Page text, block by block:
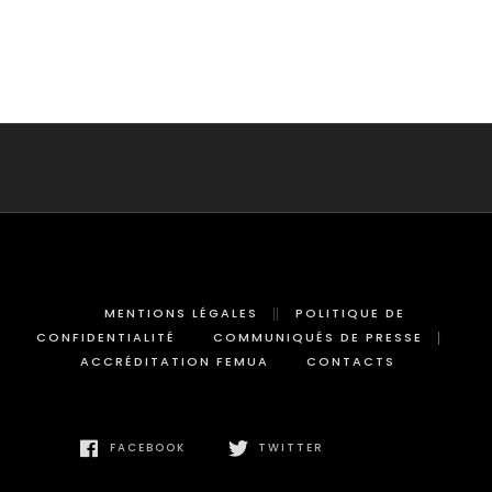
MENTIONS LÉGALES
POLITIQUE DE
CONFIDENTIALITÉ
COMMUNIQUÉS DE PRESSE
ACCRÉDITATION FEMUA
CONTACTS
FACEBOOK TWITTER